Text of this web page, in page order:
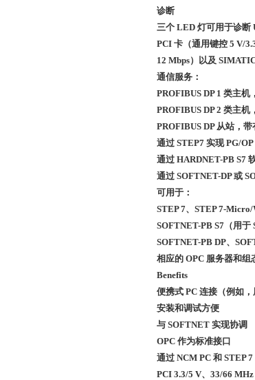
诊断
三个 LED 灯可用于诊断
PCI 卡（通用键控 5 V/
12 Mbps）以及
通信服务：
PROFIBUS DP 1 类主
PROFIBUS DP 2 类主
PROFIBUS DP 从站，
通过 STEP7 实现 PG/
通过 HARDNET-PB S7
通过 SOFTNET-DP 或
可用于：
STEP 7、STEP 7-
SOFTNET-PB S7（用于
SOFTNET-PB DP、
相应的 OPC 服务器和组
Benefits
便携式 PC 连接（例如，
安装和调试方便
与 SOFTNET 实现协调
OPC 作为标准接口
通过 NCM PC 和 STEP
PCI 3.3/5 V、33/66